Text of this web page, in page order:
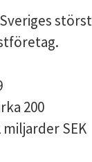
200
miljarder SEK